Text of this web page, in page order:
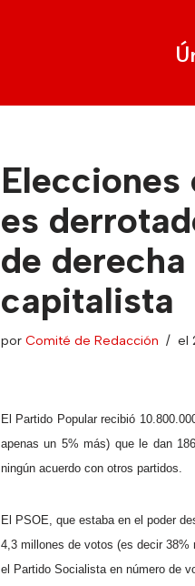
Elecciones
es
de
capitalista
por Comité de Redacción el
El Partido Popular recibió
apenas un 5% más) que le dan
ningún acuerdo con otros partidos.
El PSOE, que estaba en el poder
4,3 millones de votos (es decir 38%
el Partido Socialista en número de